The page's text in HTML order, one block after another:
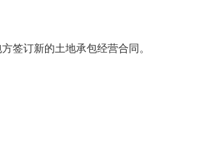
订新的土地承包经营合同。